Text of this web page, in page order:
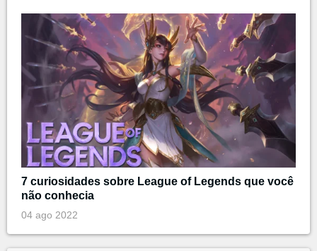
7 curiosidades sobre League of Legends que você
não conhecia
04 ago 2022